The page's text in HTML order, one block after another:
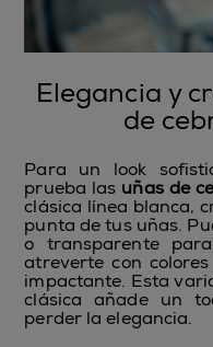
Elegancia y
de
Para un look
prueba las uñas de
clásica línea blanca,
punta de tus uñas.
o transparente
atreverte con
impactante. Esta
clásica añade un
perder la elegancia.